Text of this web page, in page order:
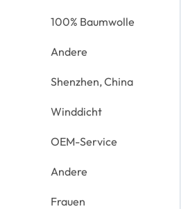
100% Baumwolle
Andere
Shenzhen, China
Winddicht
OEM-Service
Andere
Frauen